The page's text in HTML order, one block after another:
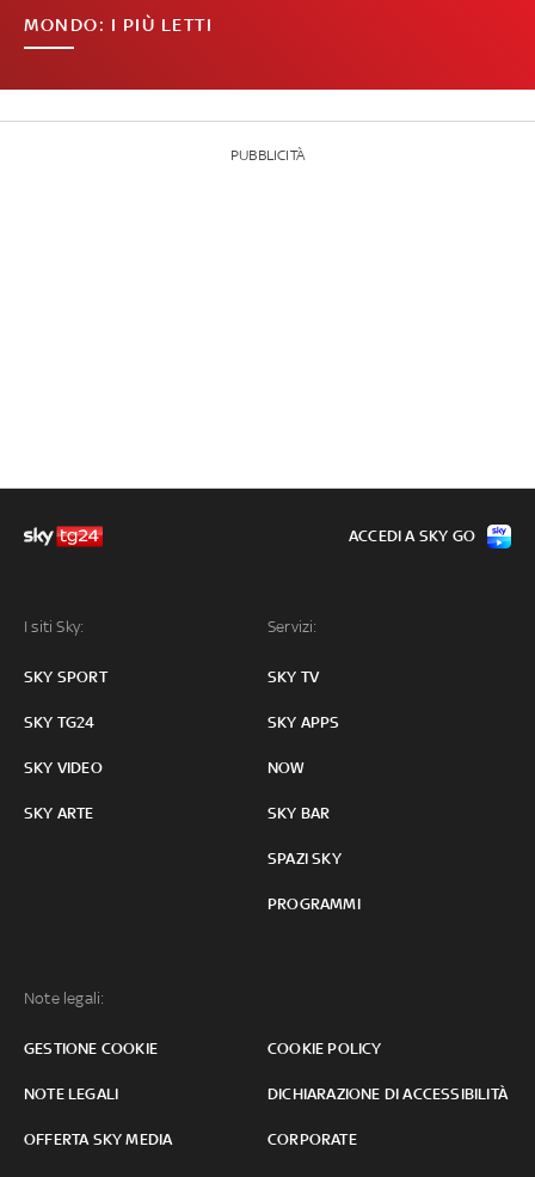
MONDO: I PIÙ LETTI
PUBBLICITÀ
I siti Sky:
SKY SPORT
SKY TG24
SKY VIDEO
SKY ARTE
Servizi:
SKY TV
SKY APPS
NOW
SKY BAR
SPAZI SKY
PROGRAMMI
Note legali:
GESTIONE COOKIE COOKIE POLICY
NOTE LEGALI DICHIARAZIONE DI ACCESSIBILITÀ
OFFERTA SKY MEDIA CORPORATE
ACCEDI A SKY GO